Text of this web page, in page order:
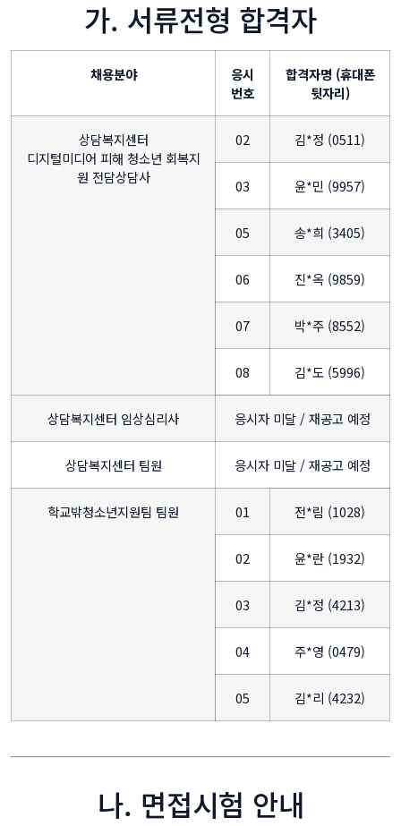
가. 서류전형 합격자
채용분야
응시
번호
합격자명 (휴대폰
뒷자리)
상담복지센터
디지털미디어 피해 청소년 회복지
원 전담상담사
02 김*정 (0511)
03 윤*민 (9957)
05 송*희 (3405)
06 진*옥 (9859)
07 박*주 (8552)
08 김*도 (5996)
상담복지센터 임상심리사 응시자 미달 / 재공고 예정
상담복지센터 팀원 응시자 미달 / 재공고 예정
학교밖청소년지원팀 팀원 01 전*림 (1028)
02 윤*란 (1932)
03 김*정 (4213)
04 주*영 (0479)
05 김*리 (4232)
나. 면접시험 안내